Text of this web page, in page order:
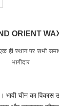
ORIENT
ही स्थान पर सभी
भागीदार
भावी चीन का विकास